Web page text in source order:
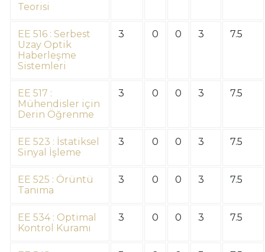
Teorisi
EE 516 : Serbest
Uzay Optik
Haberleşme
Sistemleri
3 0 0 3 7.5
EE 517 :
Mühendisler için
Derin Öğrenme
3 0 0 3 7.5
EE 523 : İstatiksel
Sinyal İşleme
3 0 0 3 7.5
EE 525 : Örüntü
Tanıma
3 0 0 3 7.5
EE 534 : Optimal
Kontrol Kuramı
3 0 0 3 7.5